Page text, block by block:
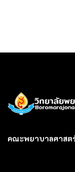
คณะพยาบาลศาส